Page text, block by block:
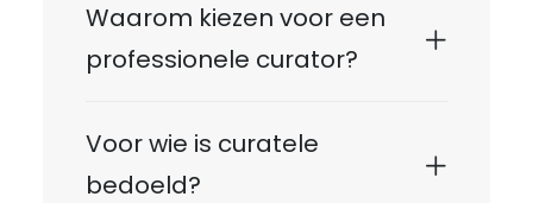
Waarom kiezen voor een
professionele curator?
Voor wie is curatele
bedoeld?